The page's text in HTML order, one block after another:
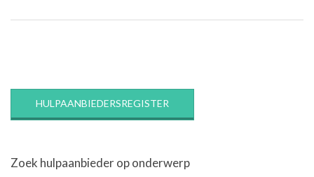
HULPAANBIEDERSREGISTER
Zoek hulpaanbieder op onderwerp